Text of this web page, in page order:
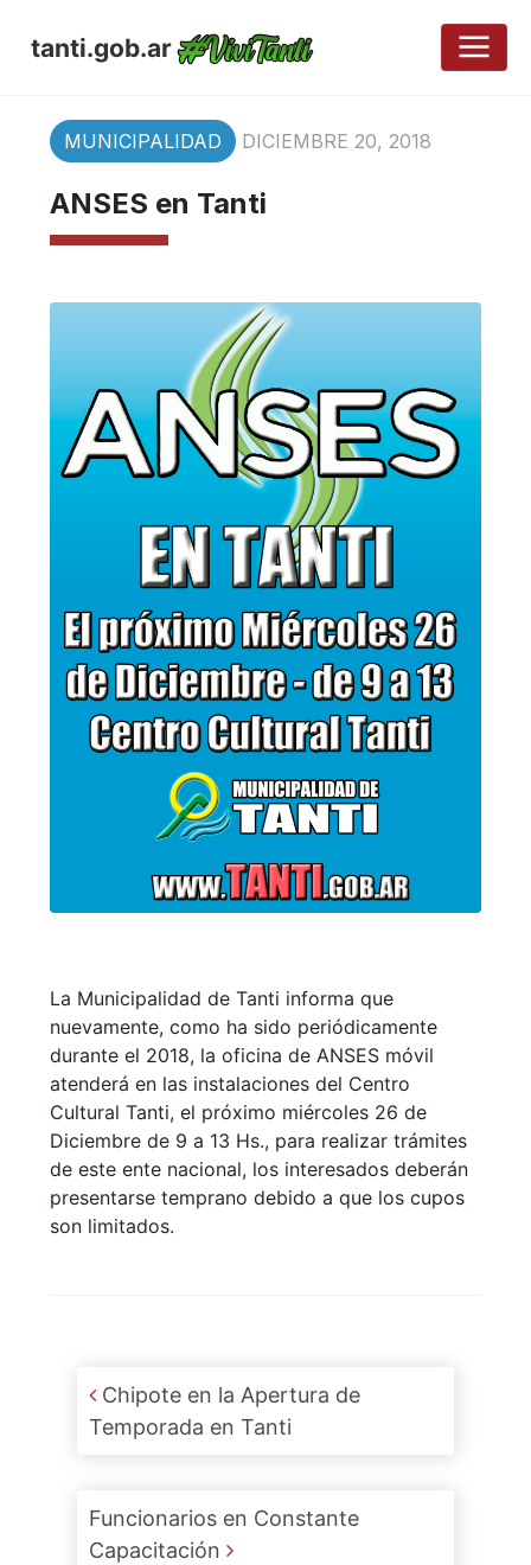
tanti.gob.ar
MUNICIPALIDAD DICIEMBRE 20, 2018
ANSES en Tanti
La Municipalidad de Tanti informa que
nuevamente, como ha sido periódicamente
durante el 2018, la oficina de ANSES móvil
atenderá en las instalaciones del Centro
Cultural Tanti, el próximo miércoles 26 de
Diciembre de 9 a 13 Hs., para realizar trámites
de este ente nacional, los interesados deberán
presentarse temprano debido a que los cupos
son limitados.
Post navigation
Chipote en la Apertura de
Temporada en Tanti
Funcionarios en Constante
Capacitación